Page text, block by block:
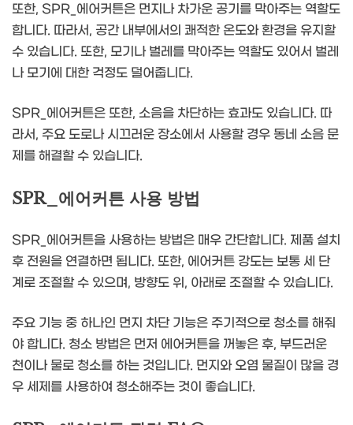
또한, SPR_에어커튼은 먼지나 차가운 공기를 막아주는 역할도
합니다. 따라서, 공간 내부에서의 쾌적한 온도와 환경을 유지할
수 있습니다. 또한, 모기나 벌레를 막아주는 역할도 있어서 벌레
나 모기에 대한 걱정도 덜어줍니다.
SPR_에어커튼은 또한, 소음을 차단하는 효과도 있습니다. 따
라서, 주요 도로나 시끄러운 장소에서 사용할 경우 동네 소음 문
제를 해결할 수 있습니다.
SPR_에어커튼 사용 방법
SPR_에어커튼을 사용하는 방법은 매우 간단합니다. 제품 설치
후 전원을 연결하면 됩니다. 또한, 에어커튼 강도는 보통 세 단
계로 조절할 수 있으며, 방향도 위, 아래로 조절할 수 있습니다.
주요 기능 중 하나인 먼지 차단 기능은 주기적으로 청소를 해줘
야 합니다. 청소 방법은 먼저 에어커튼을 꺼놓은 후, 부드러운
천이나 물로 청소를 하는 것입니다. 먼지와 오염 물질이 많을 경
우 세제를 사용하여 청소해주는 것이 좋습니다.